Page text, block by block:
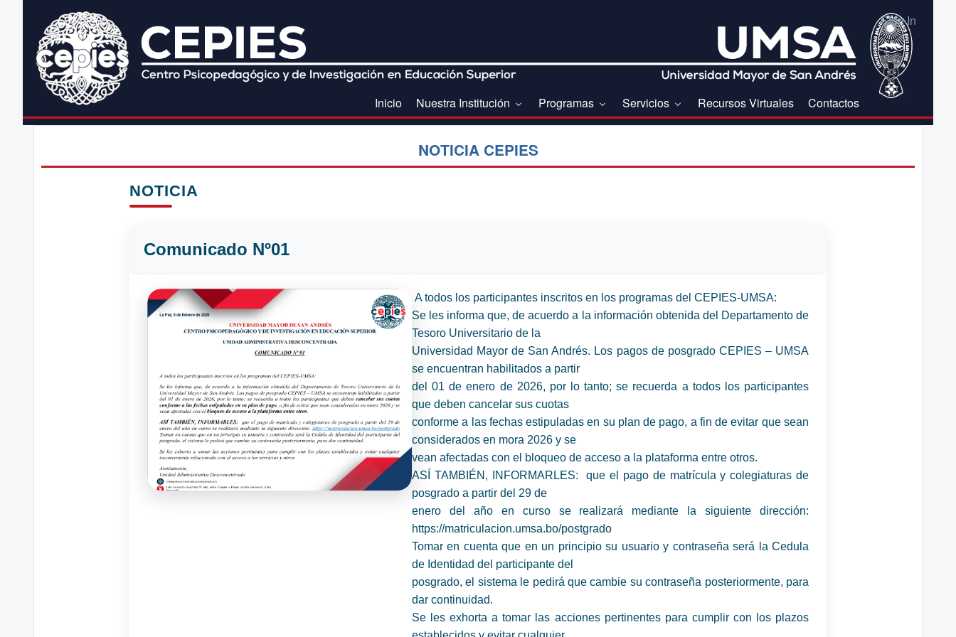
Sign In
Inicio Nuestra Institución Programas Servicios Recursos Virtuales Contactos
NOTICIA CEPIES
NOTICIA
Comunicado Nº01
A todos los participantes inscritos en los programas del CEPIES-UMSA:
Se les informa que, de acuerdo a la información obtenida del Departamento de
Tesoro Universitario de la
Universidad Mayor de San Andrés. Los pagos de posgrado CEPIES – UMSA
se encuentran habilitados a partir
del 01 de enero de 2026, por lo tanto; se recuerda a todos los participantes
que deben cancelar sus cuotas
conforme a las fechas estipuladas en su plan de pago, a fin de evitar que sean
considerados en mora 2026 y se
vean afectadas con el bloqueo de acceso a la plataforma entre otros.
ASÍ TAMBIÉN, INFORMARLES: que el pago de matrícula y colegiaturas de
posgrado a partir del 29 de
enero del año en curso se realizará mediante la siguiente dirección:
https://matriculacion.umsa.bo/postgrado
Tomar en cuenta que en un principio su usuario y contraseña será la Cedula
de Identidad del participante del
posgrado, el sistema le pedirá que cambie su contraseña posteriormente, para
dar continuidad.
Se les exhorta a tomar las acciones pertinentes para cumplir con los plazos